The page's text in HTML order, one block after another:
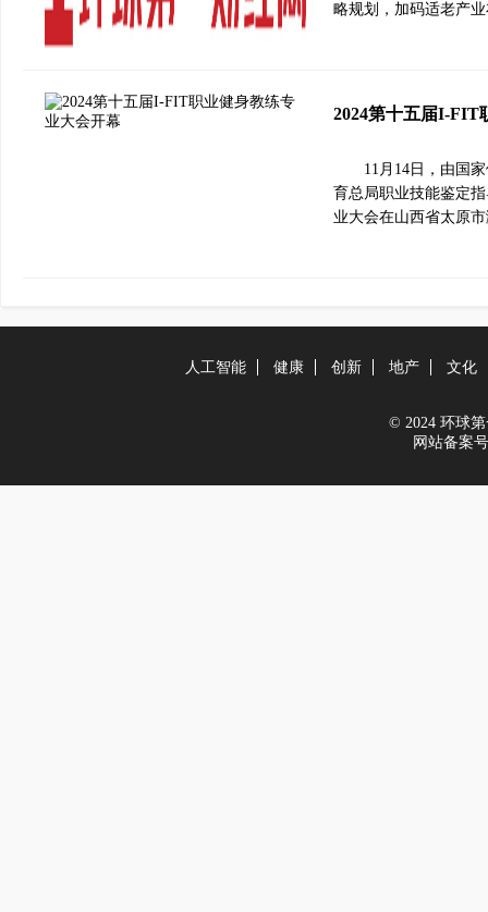
略规划，加码适老产
2024第十五届I-FIT
11月14日，由国
育总局职业技能鉴定
业大会在山西省太原
人工智能 健康 创新 地产 文化
© 2024 环球第
网站备案